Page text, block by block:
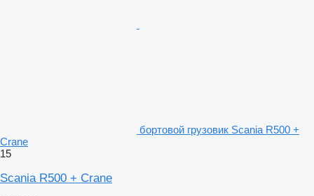
бортовой грузовик Scania R500 +
Crane
15
Scania R500 + Crane